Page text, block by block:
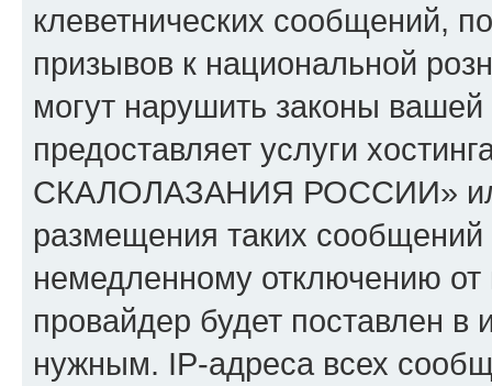
клеветнических сообщений,
призывов к национальной
могут нарушить законы
предоставляет услуги
СКАЛОЛАЗАНИЯ РОССИИ»
размещения таких
немедленному отключению
провайдер будет поставлен в
нужным. IP-адреса всех